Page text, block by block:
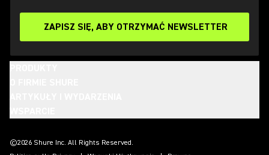
ZAPISZ SIĘ, ABY OTRZYMAĆ NEWSLETTER
©2026 Shure Inc. All Rights Reserved.